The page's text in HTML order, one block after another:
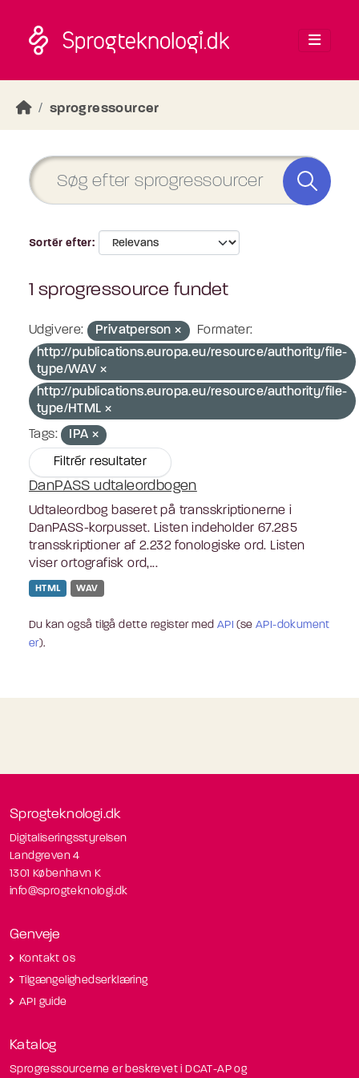
sprogressourcer
Sortér efter
1 sprogressource fundet
Udgivere: Privatperson
Formater:
http://publications.europa.eu/resource/authority/file-
type/WAV
http://publications.europa.eu/resource/authority/file-
type/HTML
Tags:
IPA
Filtrér resultater
DanPASS udtaleordbogen
Udtaleordbog baseret på transskriptionerne i
DanPASS-korpusset. Listen indeholder 67.285
transskriptioner af 2.232 fonologiske ord. Listen
viser ortografisk ord,...
HTML WAV
Du kan også tilgå dette register med API (seAPI-dokument
er).
Sprogteknologi.dk
Digitaliseringsstyrelsen
Landgreven 4
1301 København K
info@sprogteknologi.dk
Genveje
Kontakt os
Tilgængelighedserklæring
API guide
Katalog
Sprogressourcerne er beskrevet i DCAT-AP og